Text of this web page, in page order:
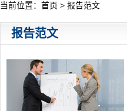
当前位置： 首页 > 报告范文
报告范文